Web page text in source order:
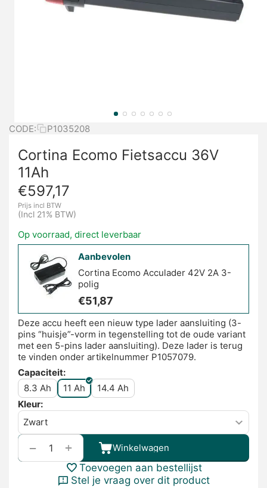
CODE: P1035208
Cortina Ecomo Fietsaccu 36V
11Ah
€597,17
Prijs incl BTW
(Incl 21% BTW)
Op voorraad, direct leverbaar
Aanbevolen
Cortina Ecomo Acculader 42V 2A 3-
polig
€51,87
Deze accu heeft een nieuw type lader aansluiting (3-
pins “huisje”-vorm in tegenstelling tot de oude variant
met een 5-pins lader aansluiting). Deze lader is terug
te vinden onder artikelnummer P1057079.
Capaciteit:
8.3 Ah
11 Ah
14.4 Ah
Kleur:
+
− Winkelwagen
Toevoegen aan bestellijst
Stel je vraag over dit product